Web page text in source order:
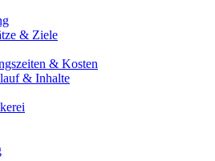
& Ziele
& Kosten
& Inhalte